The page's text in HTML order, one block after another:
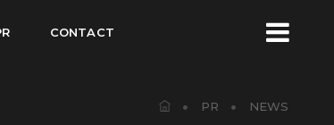
CONTACT
PR NEWS